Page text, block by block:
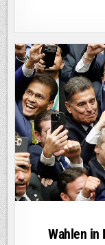
Wahlen in